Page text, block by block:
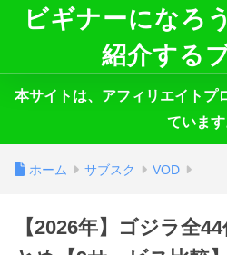
ビギナーになろ
紹介する
本サイトは、アフィリエイトプ
ています
ホーム サブスク VOD
【2026年】ゴジラ全